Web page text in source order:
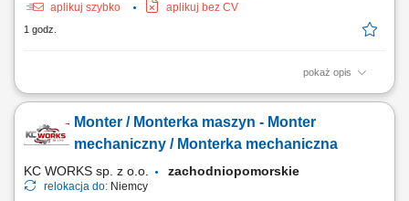
aplikuj szybko
aplikuj bez CV
1 godz.
pokaż opis
Praca będzie wykonywana w naszej lokalizacji produkcyjnej i
maszyn oraz podzespołów mechanicznych; Montaż elementów zgodnie
z dokumentacją techniczną; Wykonywanie prac mechanicznych i
Monter / Monterka maszyn - Monter
mechaniczny / Monterka mechaniczna
KC WORKS sp. z o.o. zachodniopomorskie
relokacja do: Niemcy